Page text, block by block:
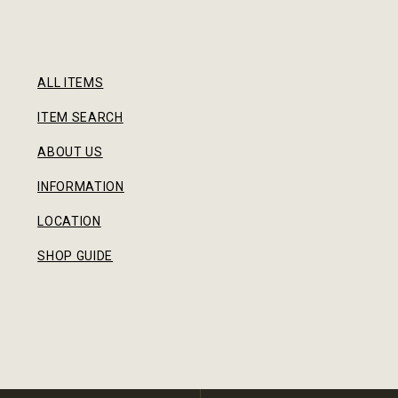
ALL ITEMS
ITEM SEARCH
ABOUT US
INFORMATION
LOCATION
SHOP GUIDE